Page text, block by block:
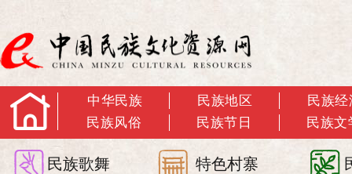
中华民族 民族地区
民族经
民族风俗
民族节日 民族文
民族歌舞 特色村寨